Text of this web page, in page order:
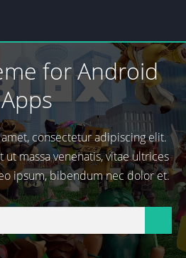
for Android
Apps
consectetur adipiscing elit.
massa venenatis, vitae ultrices
ipsum, bibendum nec dolor et.